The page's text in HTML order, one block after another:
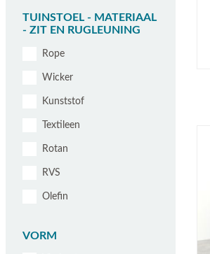
TUINSTOEL - MATERIAAL
- ZIT EN RUGLEUNING
Rope
Wicker
Kunststof
Textileen
Rotan
RVS
Olefin
VORM